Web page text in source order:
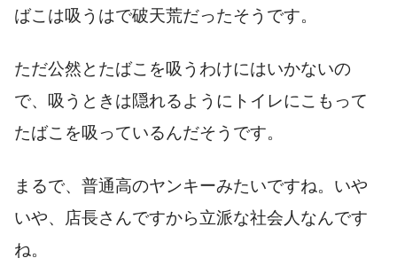
ばこは吸うはで破天荒だったそうです。
ただ公然とたばこを吸うわけにはいかないの
で、吸うときは隠れるようにトイレにこもって
たばこを吸っているんだそうです。
まるで、普通高のヤンキーみたいですね。いや
いや、店長さんですから立派な社会人なんです
ね。